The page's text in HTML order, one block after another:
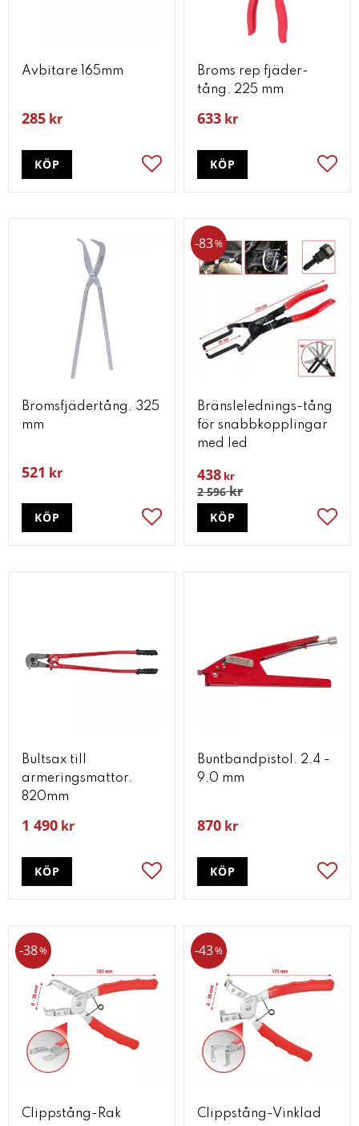
Avbitare 165mm
285 kr
Lägg till i favoriter
KÖP
Broms rep fjäder-
tång. 225 mm
633 kr
KÖP
Bromsfjädertång. 325
mm
521 kr
Lägg till i favoriter
KÖP
Bränslelednings-tång
för snabbkopplingar
med led
438 kr
2 596kr
83%
KÖP
Bultsax till
armeringsmattor.
820mm
1 490 kr
Lägg till i favoriter
KÖP
Buntbandpistol. 2.4 -
9.0 mm
870 kr
KÖP
Clippstång-Rak
38%
Clippstång-Vinklad
43%